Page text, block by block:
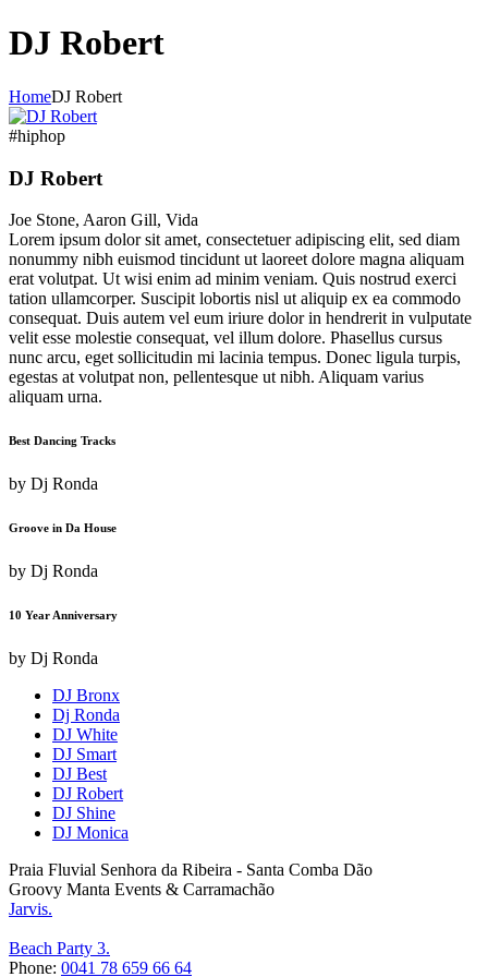
DJ Robert
HomeDJ Robert
#hiphop
DJ Robert
Joe Stone, Aaron Gill, Vida
Lorem ipsum dolor sit amet, consectetuer adipiscing elit, sed diam
nonummy nibh euismod tincidunt ut laoreet dolore magna aliquam
erat volutpat. Ut wisi enim ad minim veniam. Quis nostrud exerci
tation ullamcorper. Suscipit lobortis nisl ut aliquip ex ea commodo
consequat. Duis autem vel eum iriure dolor in hendrerit in vulputate
velit esse molestie consequat, vel illum dolore. Phasellus cursus
nunc arcu, eget sollicitudin mi lacinia tempus. Donec ligula turpis,
egestas at volutpat non, pellentesque ut nibh. Aliquam varius
aliquam urna.
Best Dancing Tracks
by Dj Ronda
Groove in Da House
by Dj Ronda
10 Year Anniversary
by Dj Ronda
DJ Bronx
Dj Ronda
DJ White
DJ Smart
DJ Best
DJ Robert
DJ Shine
DJ Monica
Praia Fluvial Senhora da Ribeira - Santa Comba Dão
Groovy Manta Events & Carramachão
Jarvis.
Beach Party 3.
Phone: 0041 78 659 66 64